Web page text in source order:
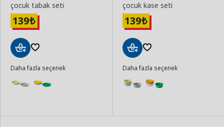
çocuk tabak seti
139₺
Ekle
Daha fazla seçenek
çocuk kase seti
139₺
Ekle
Daha fazla seçenek